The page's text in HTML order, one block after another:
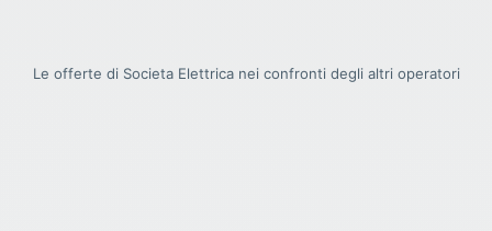
Le offerte di Societa Elettrica nei confronti degli altri operatori